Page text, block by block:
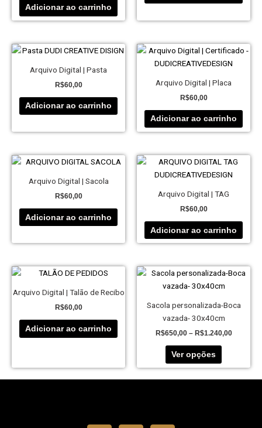
Adicionar ao carrinho
Arquivo Digital | Pasta
R$60,00
Adicionar ao carrinho
Arquivo Digital | Placa
R$60,00
Adicionar ao carrinho
Arquivo Digital | Sacola
R$60,00
Adicionar ao carrinho
Arquivo Digital | TAG
R$60,00
Adicionar ao carrinho
Arquivo Digital | Talão de Recibo
R$60,00
Adicionar ao carrinho
Sacola personalizada-Boca
vazada- 30x40cm
R$650,00 – R$1.240,00
Price
Ver opções
Este
produto
várias
variantes.
As
opções
podem